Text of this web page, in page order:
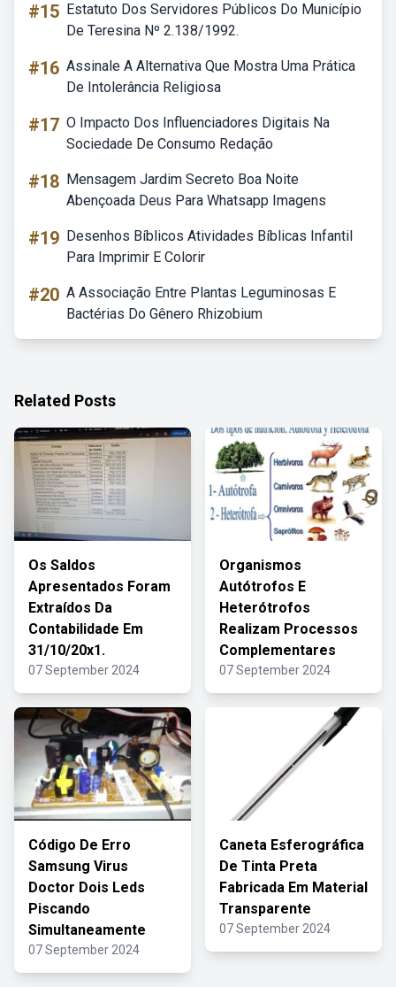
#15 Estatuto Dos Servidores Públicos Do Município
De Teresina Nº 2.138/1992.
#16 Assinale A Alternativa Que Mostra Uma Prática
De Intolerância Religiosa
#17 O Impacto Dos Influenciadores Digitais Na
Sociedade De Consumo Redação
#18 Mensagem Jardim Secreto Boa Noite
Abençoada Deus Para Whatsapp Imagens
#19 Desenhos Bíblicos Atividades Bíblicas Infantil
Para Imprimir E Colorir
#20 A Associação Entre Plantas Leguminosas E
Bactérias Do Gênero Rhizobium
Related Posts
Os Saldos
Apresentados Foram
Extraídos Da
Contabilidade Em
31/10/20x1.
07 September 2024
Organismos
Autótrofos E
Heterótrofos
Realizam Processos
Complementares
07 September 2024
Código De Erro
Samsung Virus
Doctor Dois Leds
Piscando
Simultaneamente
07 September 2024
Caneta Esferográfica
De Tinta Preta
Fabricada Em Material
Transparente
07 September 2024